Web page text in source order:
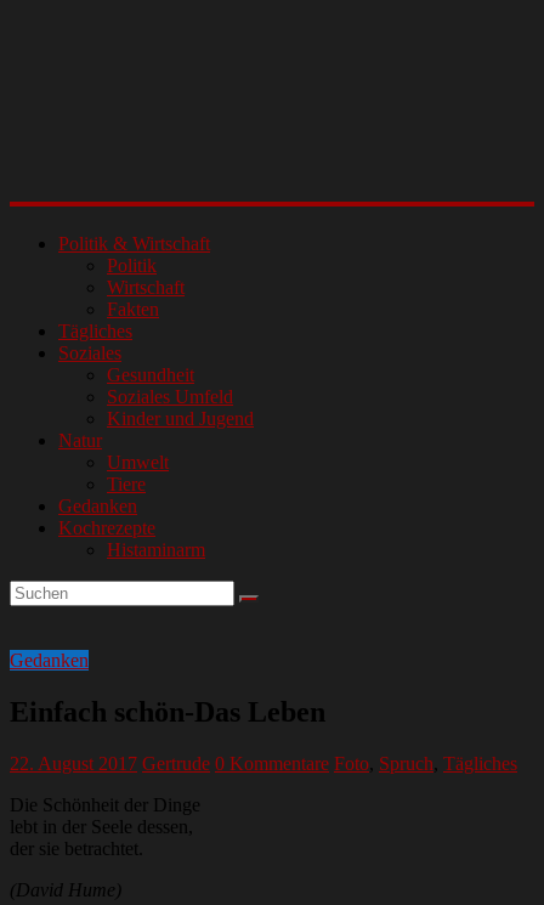
Politik & Wirtschaft
Politik
Wirtschaft
Fakten
Tägliches
Soziales
Gesundheit
Soziales Umfeld
Kinder und Jugend
Natur
Umwelt
Tiere
Gedanken
Kochrezepte
Histaminarm
Gedanken
Einfach schön-Das Leben
22. August 2017 Gertrude 0 Kommentare Foto, Spruch, Tägliches
Die Schönheit der Dinge
lebt in der Seele dessen,
der sie betrachtet.
(David Hume)